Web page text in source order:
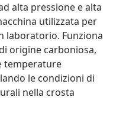
alta pressione e alta
utilizzata per
laboratorio. Funziona
origine carboniosa,
temperature
le condizioni di
nella crosta